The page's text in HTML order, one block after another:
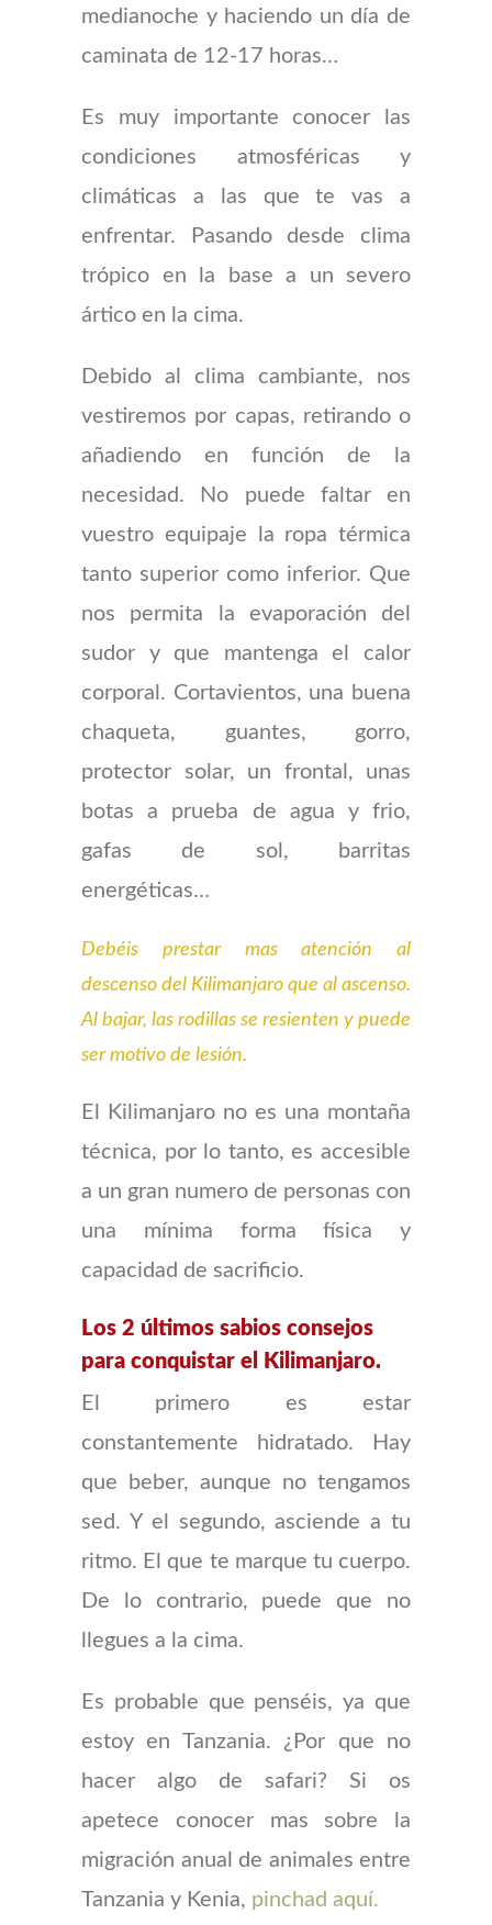
medianoche y haciendo un día de
caminata de 12-17 horas…
Es muy importante conocer las
condiciones atmosféricas y
climáticas a las que te vas a
enfrentar. Pasando desde clima
trópico en la base a un severo
ártico en la cima.
Debido al clima cambiante, nos
vestiremos por capas, retirando o
añadiendo en función de la
necesidad. No puede faltar en
vuestro equipaje la ropa térmica
tanto superior como inferior. Que
nos permita la evaporación del
sudor y que mantenga el calor
corporal. Cortavientos, una buena
chaqueta, guantes, gorro,
protector solar, un frontal, unas
botas a prueba de agua y frio,
gafas de sol, barritas
energéticas…
Debéis prestar mas atención al
descenso del Kilimanjaro que al ascenso.
Al bajar, las rodillas se resienten y puede
ser motivo de lesión.
El Kilimanjaro no es una montaña
técnica, por lo tanto, es accesible
a un gran numero de personas con
una mínima forma física y
capacidad de sacrificio.
Los 2 últimos sabios consejos
para conquistar el Kilimanjaro.
El primero es estar
constantemente hidratado. Hay
que beber, aunque no tengamos
sed. Y el segundo, asciende a tu
ritmo. El que te marque tu cuerpo.
De lo contrario, puede que no
llegues a la cima.
Es probable que penséis, ya que
estoy en Tanzania. ¿Por que no
hacer algo de safari? Si os
apetece conocer mas sobre la
migración anual de animales entre
Tanzania y Kenia, pinchad aquí.